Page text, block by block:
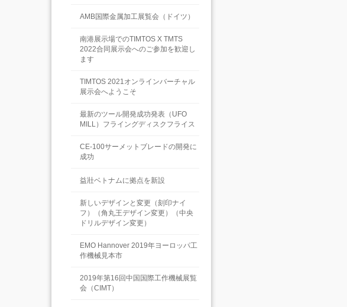
AMB国際金属加工展覧会（ドイツ）
南港展示場でのTIMTOS X TMTS
2022合同展示会へのご参加を歓迎し
ます
TIMTOS 2021オンラインバーチャル
展示会へようこそ
最新のツール開発成功発表（UFO
MILL）フライングディスクフライス
CE-100サーメットブレードの開発に
成功
益壯ベトナムに拠点を新設
新しいデザインと変更（刻印ナイ
フ）（角丸王デザイン変更）（中央
ドリルデザイン変更）
EMO Hannover 2019年ヨーロッパ工
作機械見本市
2019年第16回中国国際工作機械展覧
会（CIMT）